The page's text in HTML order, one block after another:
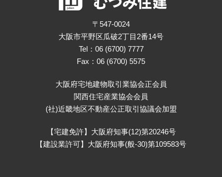
〒547-0024
大阪市平野区瓜破2丁目2番14号
Tel：06 (6700) 7777
Fax：06 (6700) 5575
大阪府宅地建物取引業協会正会員
関西住宅産業協会会員
(社)近畿地区不動産公正取引協議会加盟
【宅建免許】大阪府知事(12)第20246号
【建設業許可】大阪府知事(般-30)第109583号